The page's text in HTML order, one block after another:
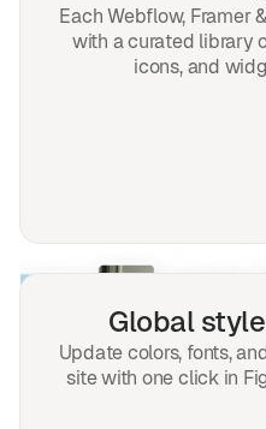
Each Webflow, Framer
with a curated library
icons, and
Global
Update colors, fonts,
site with one click in